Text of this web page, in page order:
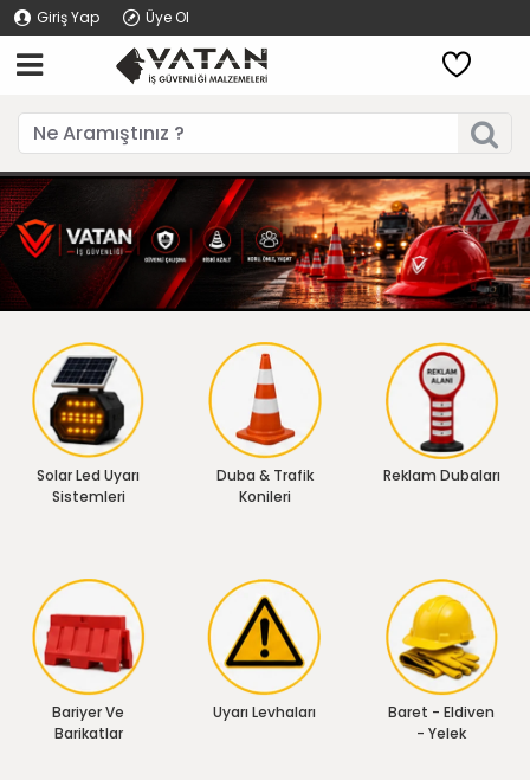
Giriş Yap Üye Ol
Solar Led Uyarı
Sistemleri
Duba & Trafik
Konileri
Reklam Dubaları
Bariyer Ve
Barikatlar
Uyarı Levhaları
Baret - Eldiven
- Yelek